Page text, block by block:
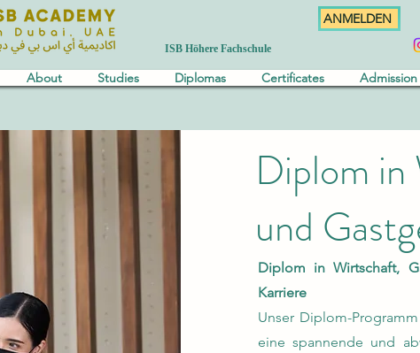
ANMELDEN
ISB Höhere Fachschule
About Studies Diplomas Certificates Admission
Diplom in
und
Diplom in Wirtschaft,
Karriere
Unser Diplom-
eine spannende und